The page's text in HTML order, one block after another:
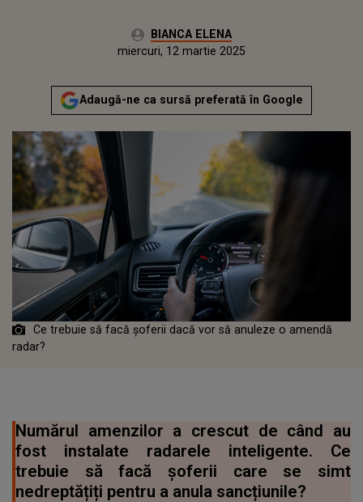
Autor:BIANCA ELENA
Publicat:
miercuri, 12 martie 2025
Adaugă-ne ca sursă preferată în Google
Ce trebuie să facă șoferii dacă vor să anuleze o amendă
radar?
Numărul amenzilor a crescut de când au
fost instalate radarele inteligente. Ce
trebuie să facă șoferii care se simt
nedreptățiți pentru a anula sancțiunile?